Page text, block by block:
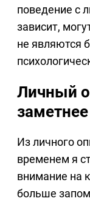
поведение с
зависит,
не являются
Личный
Из личного
временем я
внимание на
больше